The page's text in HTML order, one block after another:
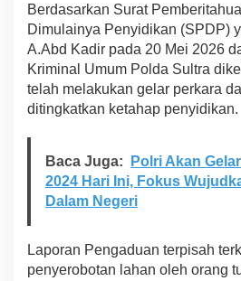
i
k
d
i
D
r
e
s
k
m
u
Berdasarkan Surat
Dimulainya Penyidikan (SPDP)
A.Abd Kadir pada 20 Mei 2026
Kriminal Umum Polda Sultra
telah melakukan gelar perkara
ditingkatkan ketahap penyidikan.
Baca Juga:
Polri Akan
2024 Hari Ini, Fokus
Dalam Negeri
Laporan Pengaduan terpisah
penyerobotan lahan oleh orang